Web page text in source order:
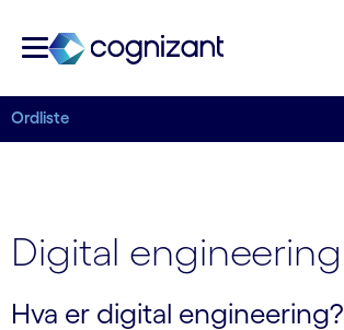
Ordliste
Digital engineering
Hva er digital engineering?